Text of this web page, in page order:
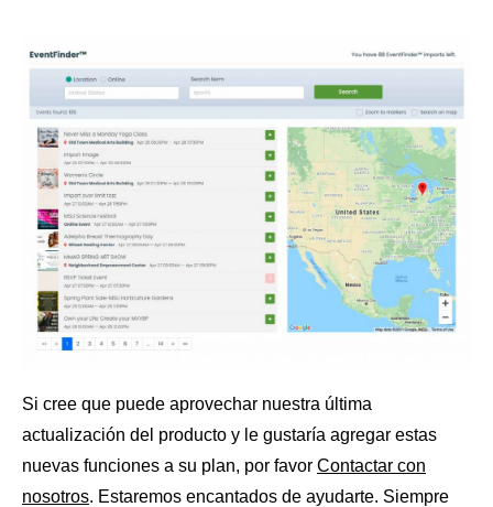
Si cree que puede aprovechar nuestra última
actualización del producto y le gustaría agregar estas
nuevas funciones a su plan, por favor Contactar con
nosotros. Estaremos encantados de ayudarte. Siempre